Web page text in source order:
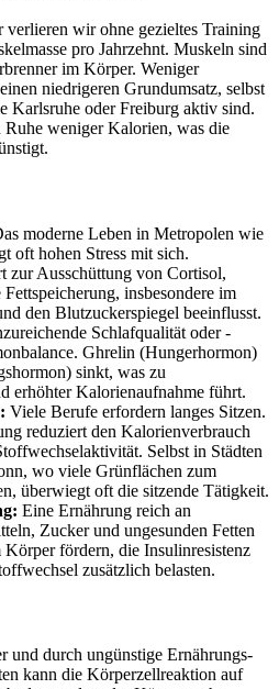
verlieren wir ohne gezieltes Training
pro Jahrzehnt. Muskeln sind
im Körper. Weniger
niedrigeren Grundumsatz, selbst
Karlsruhe oder Freiburg aktiv sind.
weniger Kalorien, was die
moderne Leben in Metropolen wie
oft hohen Stress mit sich.
zur Ausschüttung von Cortisol,
insbesondere im
den Blutzuckerspiegel beeinflusst.
Schlafqualität oder -
Ghrelin (Hungerhormon)
sinkt, was zu
erhöhter Kalorienaufnahme führt.
Viele Berufe erfordern langes Sitzen.
reduziert den Kalorienverbrauch
Selbst in Städten
wo viele Grünflächen zum
überwiegt oft die sitzende Tätigkeit.
Eine Ernährung reich an
Zucker und ungesunden Fetten
fördern, die Insulinresistenz
zusätzlich belasten.
und durch ungünstige Ernährungs-
kann die Körperzellreaktion auf